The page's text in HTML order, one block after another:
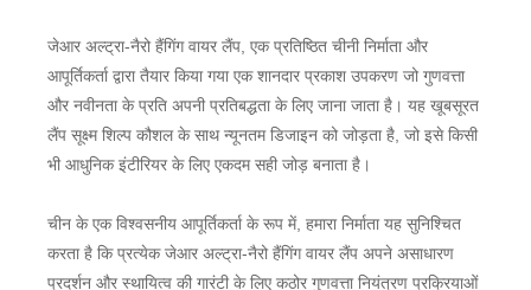
जेआर अल्ट्रा-नैरो हैंगिंग वायर लैंप, एक प्रतिष्ठित चीनी निर्माता और
आपूर्तिकर्ता द्वारा तैयार किया गया एक शानदार प्रकाश उपकरण जो गुणवत्ता
और नवीनता के प्रति अपनी प्रतिबद्धता के लिए जाना जाता है। यह खूबसूरत
लैंप सूक्ष्म शिल्प कौशल के साथ न्यूनतम डिजाइन को जोड़ता है, जो इसे किसी
भी आधुनिक इंटीरियर के लिए एकदम सही जोड़ बनाता है।
चीन के एक विश्वसनीय आपूर्तिकर्ता के रूप में, हमारा निर्माता यह सुनिश्चित
करता है कि प्रत्येक जेआर अल्ट्रा-नैरो हैंगिंग वायर लैंप अपने असाधारण
प्रदर्शन और स्थायित्व की गारंटी के लिए कठोर गुणवत्ता नियंत्रण प्रक्रियाओं